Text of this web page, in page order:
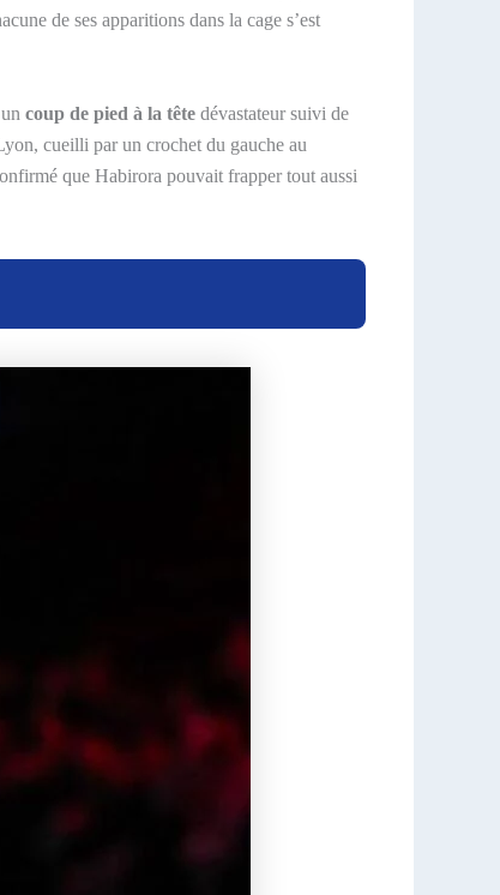
de ses apparitions dans la cage s’est
coup de pied à la tête dévastateur suivi de
cueilli par un crochet du gauche au
que Habirora pouvait frapper tout aussi